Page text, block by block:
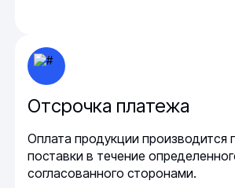
Отсрочка платежа
Оплата продукции производится
поставки в течение
согласованного сторонами.